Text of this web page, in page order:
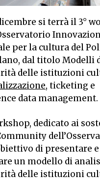
si terrà il 3°
per la cultura del
dal titolo Modelli
delle istituzioni
, ticketing e
data management.
dedicato ai
di presentare e
un modello di
delle istituzioni